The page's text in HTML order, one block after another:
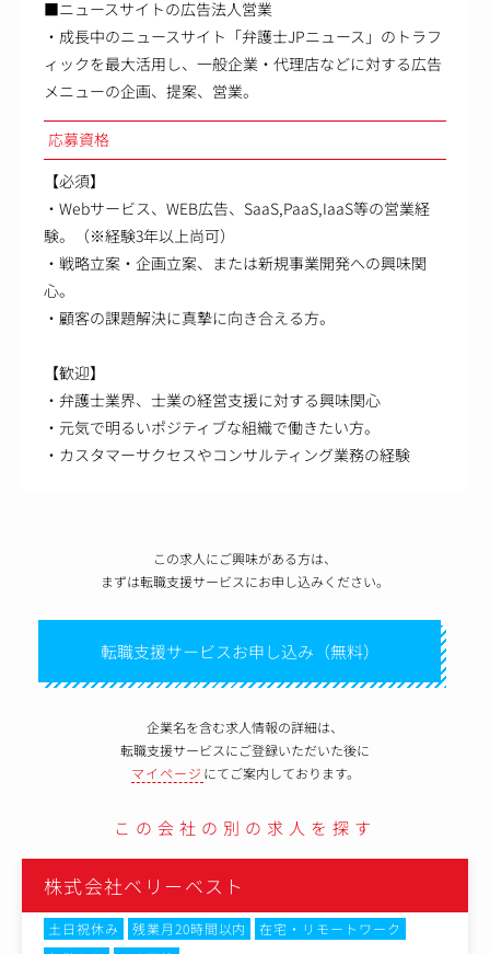
■ニュースサイトの広告法人営業
・成長中のニュースサイト「弁護士JPニュース」のトラフ
ィックを最大活用し、一般企業・代理店などに対する広告
メニューの企画、提案、営業。
応募資格
【必須】
・Webサービス、WEB広告、SaaS,PaaS,IaaS等の営業経
験。（※経験3年以上尚可）
・戦略立案・企画立案、または新規事業開発への興味関
心。
・顧客の課題解決に真摯に向き合える方。
【歓迎】
・弁護士業界、士業の経営支援に対する興味関心
・元気で明るいポジティブな組織で働きたい方。
・カスタマーサクセスやコンサルティング業務の経験
この求人にご興味がある方は、
まずは転職支援サービスにお申し込みください。
転職支援サービスお申し込み（無料）
企業名を含む求人情報の詳細は、
転職支援サービスにご登録いただいた後に
マイページ にてご案内しております。
この会社の別の求人を探す
株式会社ベリーベスト
土日祝休み 残業月20時間以内
在宅・リモートワーク